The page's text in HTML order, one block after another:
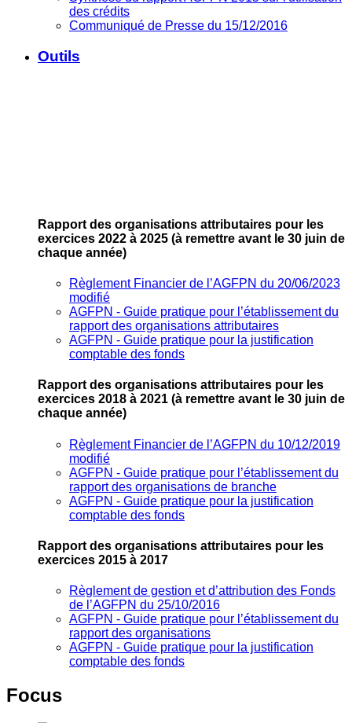
des crédits
Communiqué de Presse du 15/12/2016
Outils
Rapport des organisations attributaires pour les
exercices 2022 à 2025 (à remettre avant le 30 juin de
chaque année)
Règlement Financier de l’AGFPN du 20/06/2023
modifié
AGFPN ‐ Guide pratique pour l’établissement du
rapport des organisations attributaires
AGFPN ‐ Guide pratique pour la justification
comptable des fonds
Rapport des organisations attributaires pour les
exercices 2018 à 2021 (à remettre avant le 30 juin de
chaque année)
Règlement Financier de l’AGFPN du 10/12/2019
modifié
AGFPN ‐ Guide pratique pour l’établissement du
rapport des organisations de branche
AGFPN ‐ Guide pratique pour la justification
comptable des fonds
Rapport des organisations attributaires pour les
exercices 2015 à 2017
Règlement de gestion et d’attribution des Fonds
de l’AGFPN du 25/10/2016
AGFPN ‐ Guide pratique pour l’établissement du
rapport des organisations
AGFPN ‐ Guide pratique pour la justification
comptable des fonds
Focus